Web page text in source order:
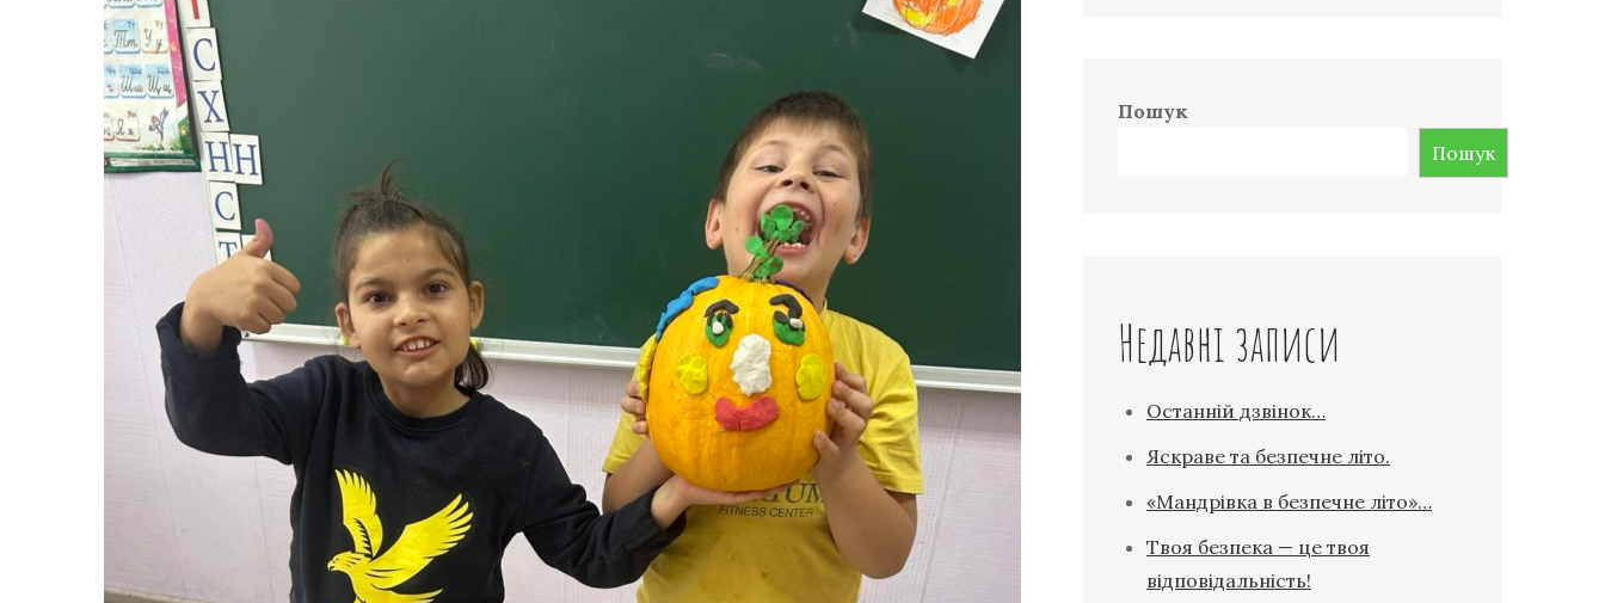
Пошук
Пошук
Недавні записи
Останній дзвінок…
Яскраве та безпечне літо.
«Мандрівка в безпечне літо»…
Твоя безпека — це твоя
відповідальність!